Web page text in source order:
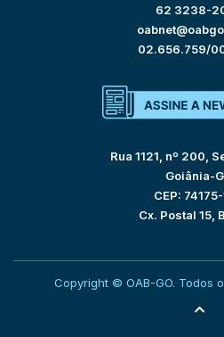
62 3238-
02.656.759/
Rua 1121, nº 200,
Goiânia-
CEP:
Cx. Postal 15,
Copyright © OAB-GO. Todos